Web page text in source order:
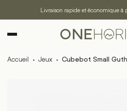
Livraison rapide et économique à
Accueil · Jeux · Cubebot Small